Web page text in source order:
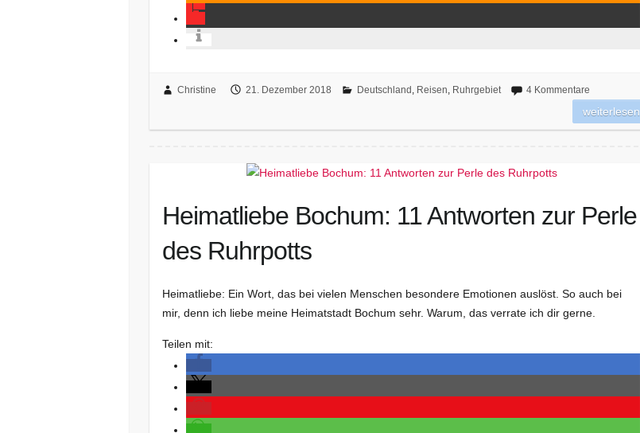
Christine 21. Dezember 2018 Deutschland , Reisen, Ruhrgebiet 4 Kommentare
weiterlesen
Heimatliebe Bochum: 11 Antworten zur Perle
des Ruhrpotts
Heimatliebe: Ein Wort, das bei vielen Menschen besondere Emotionen auslöst. So auch bei
mir, denn ich liebe meine Heimatstadt Bochum sehr. Warum, das verrate ich dir gerne.
Teilen mit: